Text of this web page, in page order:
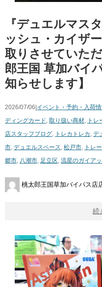
『デュエルマス
ッシュ・カイザ
取りさせていた
郎王国 草加バイ
知らせします】
2026/07/06| イベント・予約・入荷
ディングカード, 取り扱い商材, トレ
店スタッフブログ, トレカ トレカ , デ
市, デュエルスペース, 松戸市, トレ
郷市, 八潮市, 足立区, 流星のガイア
桃太郎王国草加バイパス店
続